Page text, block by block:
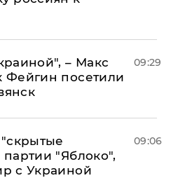
– Макс
Фейгин посетили
09:29
"Яблоко",
с Украиной
09:06